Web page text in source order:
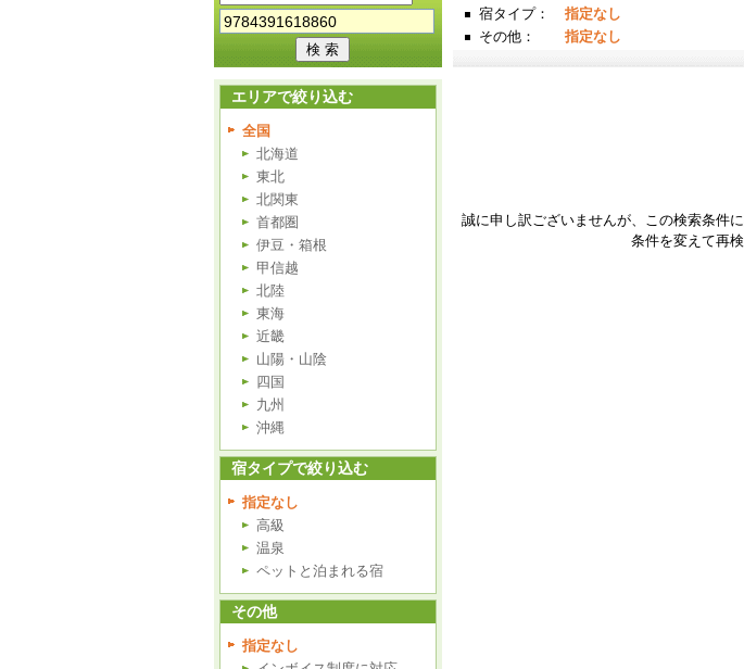
宿タイプ：
指定なし
その他：
指定なし
エリアで絞り込む
全国
北海道
東北
北関東
首都圏
伊豆・箱根
甲信越
北陸
東海
近畿
山陽・山陰
四国
九州
沖縄
宿タイプで絞り込む
指定なし
高級
温泉
ペットと泊まれる宿
その他
指定なし
誠に申し訳ございませんが、この検索条件
条件を変えて再